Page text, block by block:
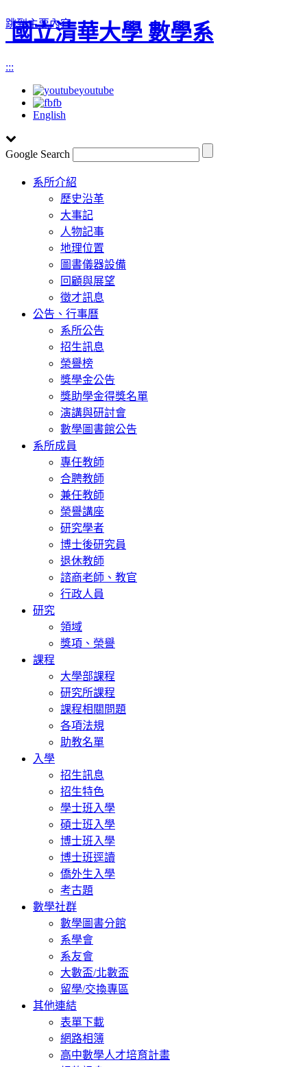
跳到主要內容
國立清華大學 數學系
:::
youtube
fb
English
Google Search
Toggle
navigation
系所介紹
歷史沿革
大事記
人物記事
地理位置
圖書儀器設備
回顧與展望
徵才訊息
公告、行事曆
系所公告
招生訊息
榮譽榜
獎學金公告
獎助學金得獎名單
演講與研討會
數學圖書館公告
系所成員
專任教師
合聘教師
兼任教師
榮譽講座
研究學者
博士後研究員
退休教師
諮商老師、教官
行政人員
研究
領域
獎項、榮譽
課程
大學部課程
研究所課程
課程相關問題
各項法規
助教名單
入學
招生訊息
招生特色
學士班入學
碩士班入學
博士班入學
博士班逕讀
僑外生入學
考古題
數學社群
數學圖書分館
系學會
系友會
大數盃/北數盃
留學/交換專區
其他連結
表單下載
網路相簿
高中數學人才培育計畫